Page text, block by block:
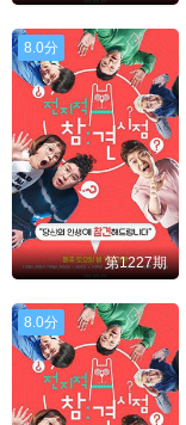
8.0分
第1227期
8.0分